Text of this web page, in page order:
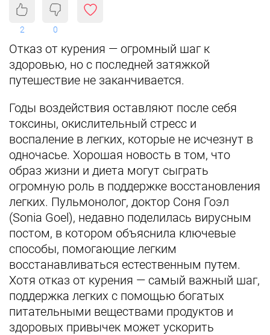
2 0
Отказ от курения — огромный шаг к
здоровью, но с последней затяжкой
путешествие не заканчивается.
Годы воздействия оставляют после себя
токсины, окислительный стресс и
воспаление в легких, которые не исчезнут в
одночасье. Хорошая новость в том, что
образ жизни и диета могут сыграть
огромную роль в поддержке восстановления
легких. Пульмонолог, доктор Соня Гоэл
(Sonia Goel), недавно поделилась вирусным
постом, в котором объяснила ключевые
способы, помогающие легким
восстанавливаться естественным путем.
Хотя отказ от курения — самый важный шаг,
поддержка легких с помощью богатых
питательными веществами продуктов и
здоровых привычек может ускорить